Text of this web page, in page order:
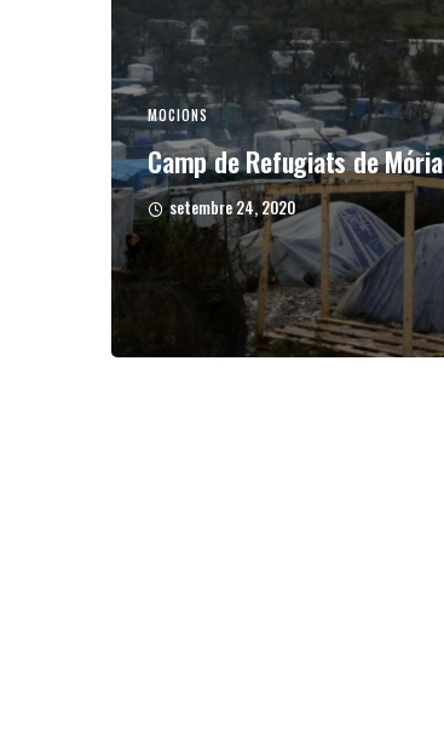
MOCIONS
Camp de Refugiats de Mória
setembre 24, 2020